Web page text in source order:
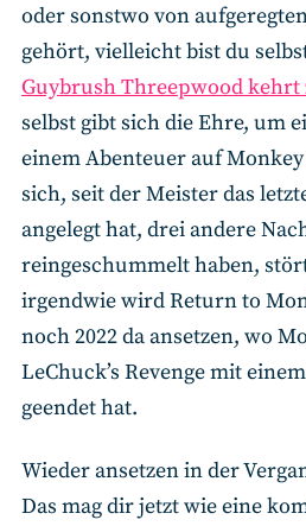
oder sonstwo von
gehört, vielleicht bist du
Guybrush Threepwood
selbst gibt sich die Ehre, um
einem Abenteuer auf
sich, seit der Meister das
angelegt hat, drei andere
reingeschummelt haben,
irgendwie wird Return to
noch 2022 da ansetzen, wo
LeChuck’s Revenge mit
geendet hat.
Wieder ansetzen in der
Das mag dir jetzt wie eine